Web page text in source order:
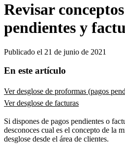
Revisar
pendientes y
Publicado el 21 de junio de 2021
En este artículo
Ver desglose de proformas (pagos
Ver desglose de facturas
Si dispones de pagos pendientes o
desconoces cual es el concepto de la
desglose desde el área de clientes.